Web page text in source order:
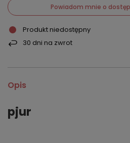
Powiadom mnie o
Produkt niedostępny
30 dni na zwrot
Opis
pjur